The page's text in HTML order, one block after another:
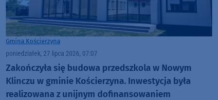
Gmina Kościerzyna
poniedziałek, 27 lipca 2026, 07:07
Zakończyła się budowa przedszkola w Nowym
Klinczu w gminie Kościerzyna. Inwestycja była
realizowana z unijnym dofinansowaniem